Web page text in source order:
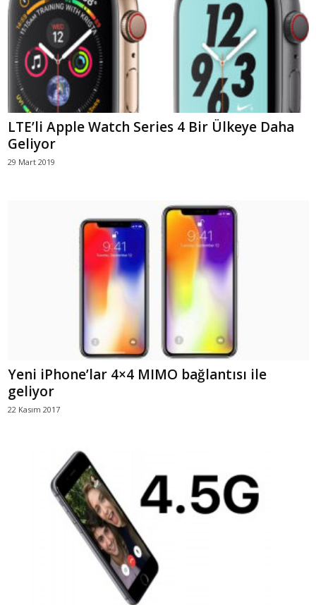
LTE’li Apple Watch Series 4 Bir Ülkeye Daha
Geliyor
29 Mart 2019
Yeni iPhone’lar 4×4 MIMO bağlantısı ile
geliyor
22 Kasım 2017